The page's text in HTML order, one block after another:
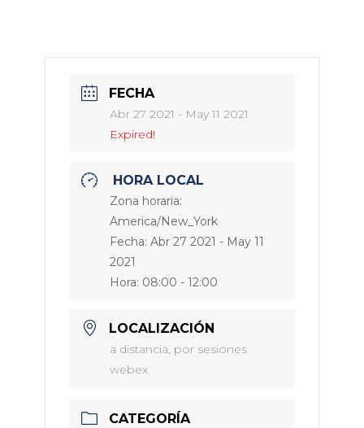
FECHA
Abr 27 2021 - May 11 2021
Expired!
HORA LOCAL
Zona horaria:
America/New_York
Fecha: Abr 27 2021 - May 11
2021
Hora: 08:00 - 12:00
LOCALIZACIÓN
a distancia, por sesiones
webex
CATEGORÍA